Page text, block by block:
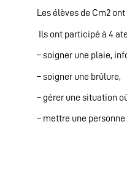
Les élèves de Cm2
Ils ont participé à 4
– soigner une plaie,
– soigner une brûlure,
– gérer une situation
– mettre une